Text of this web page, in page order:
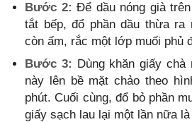
Bước 2: Để dầu nóng già
tắt bếp, đổ phần dầu thừa ra
còn ấm, rắc một lớp muối phủ
Bước 3: Dùng khăn giấy chà
này lên bề mặt chảo theo
phút. Cuối cùng, đổ bỏ phần
giấy sạch lau lại một lần nữa là